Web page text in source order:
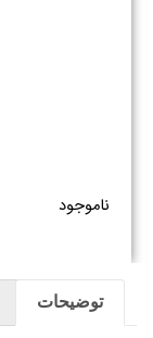
ناموجود
توضیحات